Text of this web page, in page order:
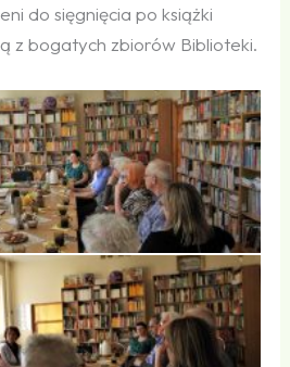
do sięgnięcia po książki
z bogatych zbiorów Biblioteki.